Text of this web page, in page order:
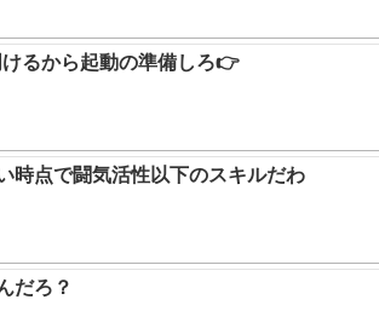
けるから起動の準備しろ👉
時点で闘気活性以下のスキルだわ
だろ？